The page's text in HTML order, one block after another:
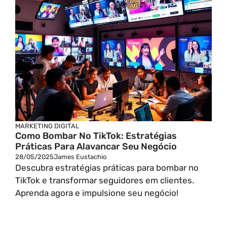
MARKETING DIGITAL
Como Bombar No TikTok: Estratégias
Práticas Para Alavancar Seu Negócio
28/05/2025James Eustachio
Descubra estratégias práticas para bombar no
TikTok e transformar seguidores em clientes.
Aprenda agora e impulsione seu negócio!